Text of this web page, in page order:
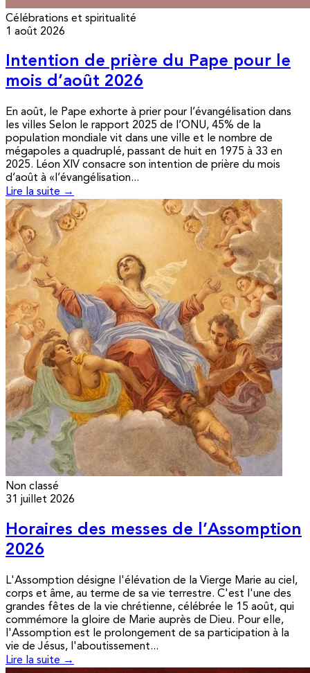
Célébrations et spiritualité
1 août 2026
Intention de prière du Pape pour le
mois d’août 2026
En août, le Pape exhorte à prier pour l’évangélisation dans
les villes Selon le rapport 2025 de l’ONU, 45% de la
population mondiale vit dans une ville et le nombre de
mégapoles a quadruplé, passant de huit en 1975 à 33 en
2025. Léon XIV consacre son intention de prière du mois
d’août à «l’évangélisation...
Lire la suite →
Non classé
31 juillet 2026
Horaires des messes de l’Assomption
2026
L'Assomption désigne l'élévation de la Vierge Marie au ciel,
corps et âme, au terme de sa vie terrestre. C'est l'une des
grandes fêtes de la vie chrétienne, célébrée le 15 août, qui
commémore la gloire de Marie auprès de Dieu. Pour elle,
l'Assomption est le prolongement de sa participation à la
vie de Jésus, l'aboutissement...
Lire la suite →